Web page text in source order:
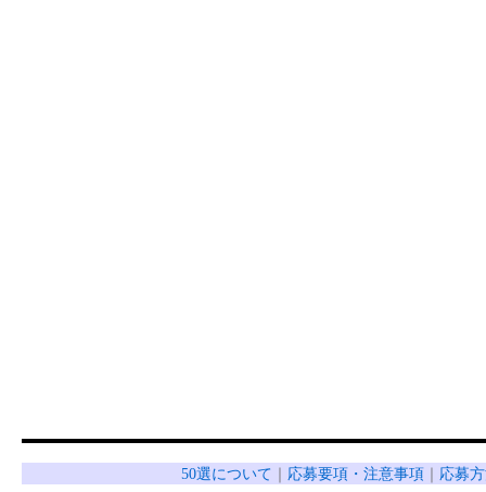
50選について ｜ 応募要項・注意事項｜ 応募